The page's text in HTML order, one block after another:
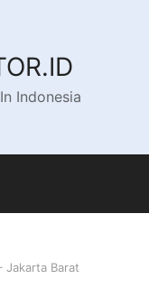
Indonesia
Jakarta Barat